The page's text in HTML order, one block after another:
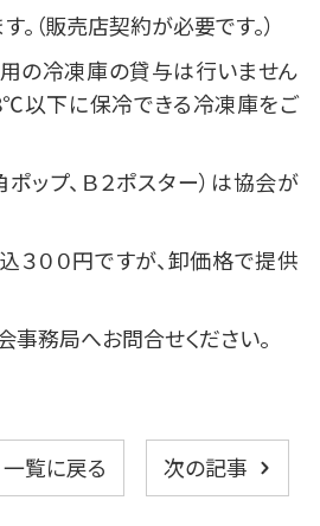
。（販売店契約が必要です。）
用の冷凍庫の貸与は行いません
以下に保冷できる冷凍庫をご
ップ、Ｂ２ポスター）は協会が
３００円ですが、卸価格で提供
務局へお問合せください。
一覧に戻る 次の記事